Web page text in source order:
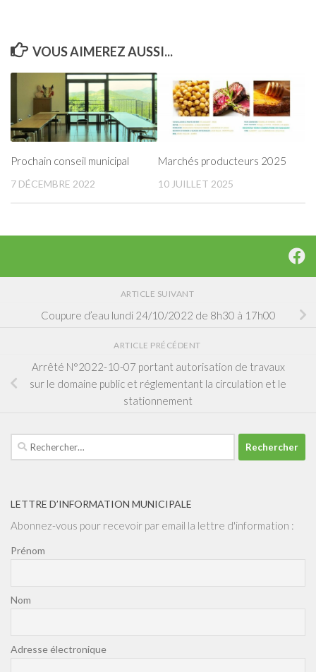
VOUS AIMEREZ AUSSI...
Prochain conseil municipal
7 DÉCEMBRE 2022
Marchés producteurs 2025
10 JUILLET 2025
ARTICLE SUIVANT
Coupure d’eau lundi 24/10/2022 de 8h30 à 17h00
ARTICLE PRÉCÉDENT
Arrêté N°2022-10-07 portant autorisation de travaux
sur le domaine public et réglementant la circulation et le
stationnement
Rechercher :
LETTRE D’INFORMATION MUNICIPALE
Abonnez-vous pour recevoir par email la lettre d'information :
Prénom
Nom
Adresse électronique